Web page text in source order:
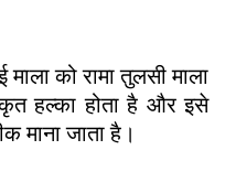
को रामा तुलसी माला
हल्का होता है और इसे
माना जाता है।